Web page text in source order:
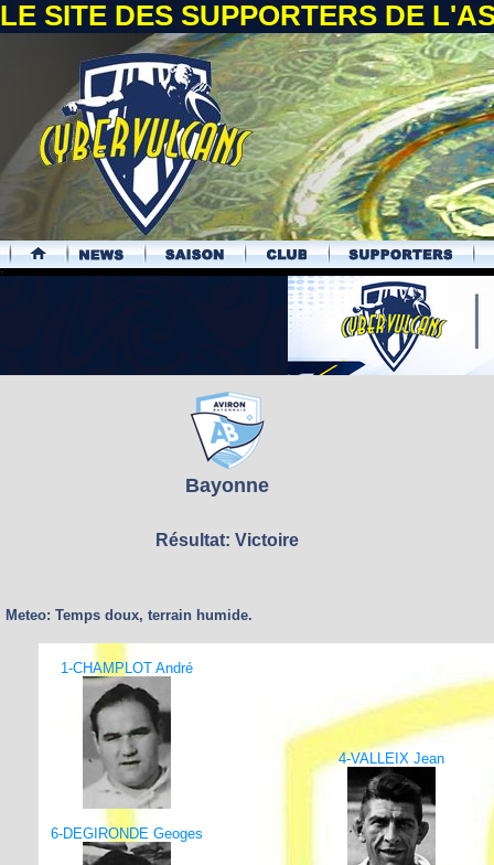
LE SITE DES SUPPORTERS DE
.
Bayonne
Résultat: Victoire
Meteo: Temps doux, terrain humide.
1-CHAMPLOT André
4-VALLEIX Jean
6-DEGIRONDE Geoges